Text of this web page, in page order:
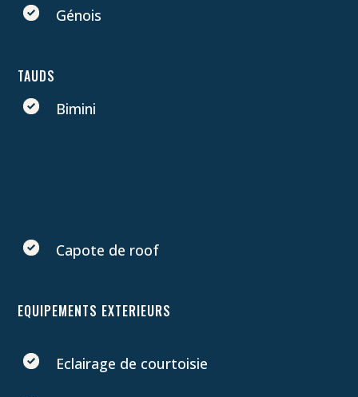
Génois
TAUDS
Bimini
Capote de roof
EQUIPEMENTS EXTERIEURS
Eclairage de courtoisie